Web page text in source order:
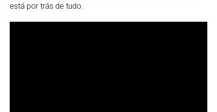
está por trás de tudo.